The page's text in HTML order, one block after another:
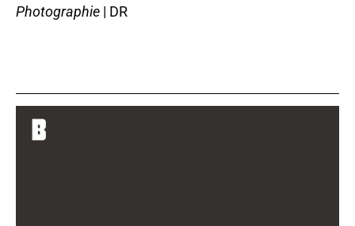
Photographie | DR